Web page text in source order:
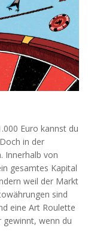
Euro kannst du
in der
Innerhalb von
gesamtes Kapital
weil der Markt
sind
eine Art Roulette
wenn du